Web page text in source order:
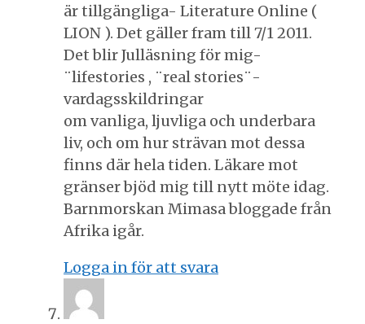
är tillgängliga- Literature Online (
LION ). Det gäller fram till 7/1 2011.
Det blir Julläsning för mig-
¨lifestories , ¨real stories¨-
vardagsskildringar
om vanliga, ljuvliga och underbara
liv, och om hur strävan mot dessa
finns där hela tiden. Läkare mot
gränser bjöd mig till nytt möte idag.
Barnmorskan Mimasa bloggade från
Afrika igår.
Logga in för att svara